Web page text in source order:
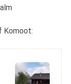
Komoot: